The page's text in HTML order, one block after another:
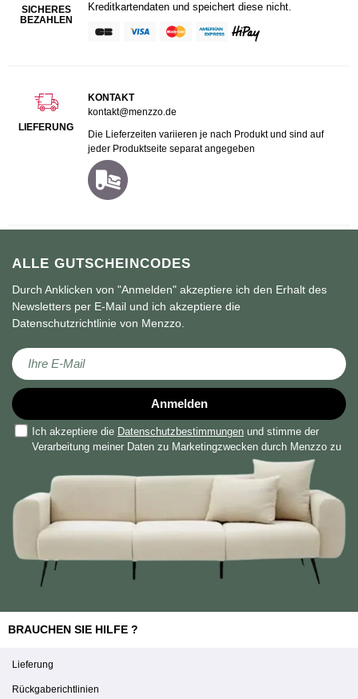
ALLE GUTSCHEINCODES
Durch Anklicken von "Anmelden" akzeptiere ich den Erhalt des
Newsletters per E-Mail und ich akzeptiere die
Datenschutzrichtlinie von Menzzo.
Melden Sie sich für unseren Newsletter an:
Anmelden
Ich akzeptiere die Datenschutzbestimmungen und stimme der
Verarbeitung meiner Daten zu Marketingzwecken durch Menzzo zu
SICHERES
BEZAHLEN
Kreditkartendaten und speichert diese nicht.
LIEFERUNG
KONTAKT
kontakt@menzzo.de
Die Lieferzeiten variieren je nach Produkt und sind auf
jeder Produktseite separat angegeben
BRAUCHEN SIE HILFE ?
Lieferung
Rückgaberichtlinien